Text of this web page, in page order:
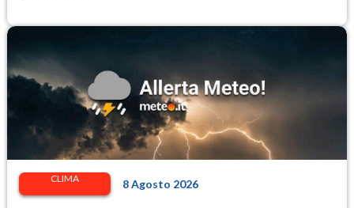
CLIMA 8 Agosto 2026